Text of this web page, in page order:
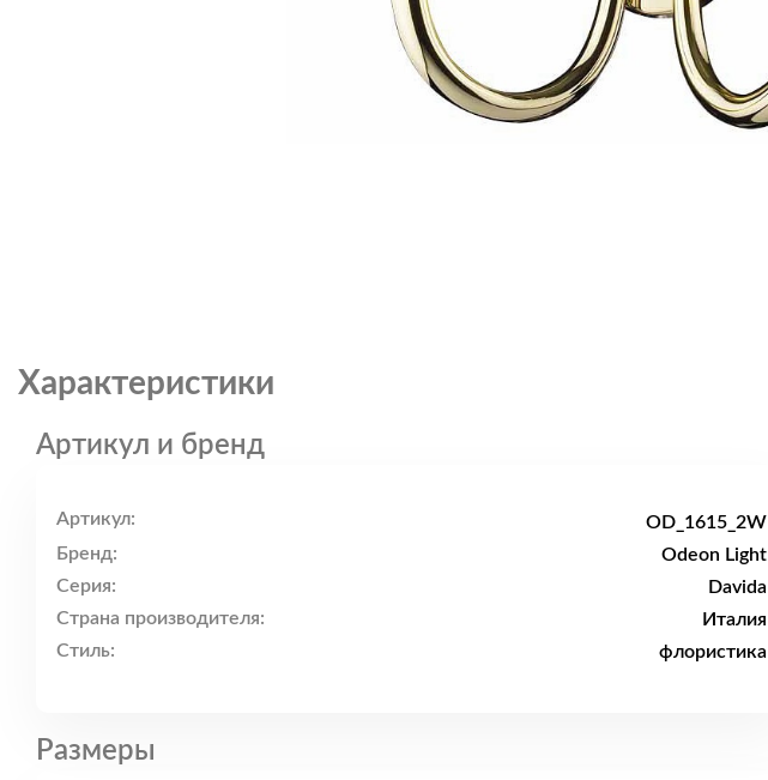
Характеристики
Артикул и бренд
Артикул:
OD_1615_2W
Бренд:
Odeon Light
Серия:
Davida
Страна производителя:
Италия
Стиль:
флористика
Размеры